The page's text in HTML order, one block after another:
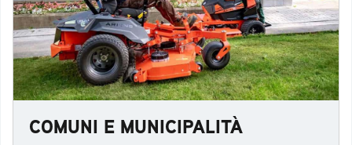
COMUNI E MUNICIPALITÀ